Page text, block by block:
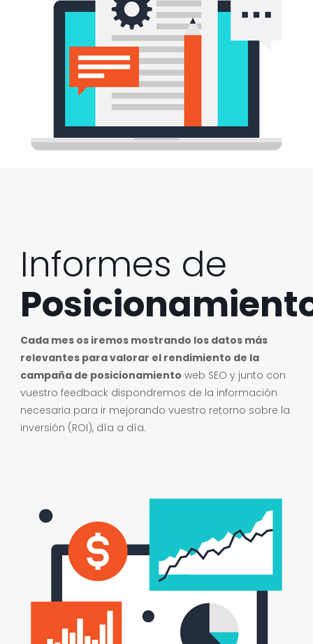
Informes de
Cada mes os iremos mostrando los datos más
relevantes para valorar el rendimiento de la
campaña de posicionamiento web SEO y junto con
vuestro feedback dispondremos de la información
necesaria para ir mejorando vuestro retorno sobre la
inversión (ROI), día a día.